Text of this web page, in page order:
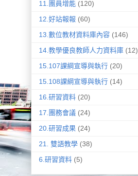
11.團員增能 (120)
12.好站報報 (60)
13.數位教材資料庫內容 (146)
14.教學優良教師人力資料庫 (12)
15.107課綱宣導與執行 (20)
15.108課綱宣導與執行 (14)
16.研習資料 (20)
17.團務會議 (24)
20.研習成果 (24)
21. 雙語教學 (38)
6.研習資料 (5)